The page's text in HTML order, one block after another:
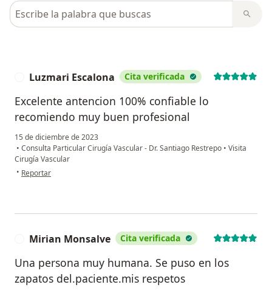
Busca en opiniones
Luzmari Escalona Cita verificada
Excelente antencion 100% confiable lo
recomiendo muy buen profesional
15 de diciembre de 2023
• Consulta Particular Cirugía Vascular - Dr. Santiago Restrepo • Visita
Cirugía Vascular
• en opinión del usuario Luzmari Escalona
Reportar
Mirian Monsalve Cita verificada
Una persona muy humana. Se puso en los
zapatos del.paciente.mis respetos